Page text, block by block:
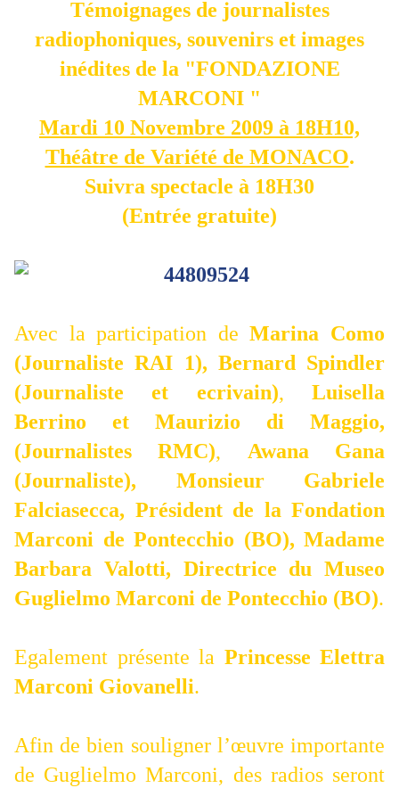
Témoignages de journalistes
radiophoniques, souvenirs et images
inédites de la "FONDAZIONE
MARCONI "
Mardi 10 Novembre 2009 à 18H10,
Théâtre de Variété de MONACO.
Suivra spectacle à 18H30
(Entrée gratuite)
Avec la participation deMarina Como
(Journaliste RAI 1), Bernard Spindler
(Journaliste et ecrivain),Luisella
Berrino et Maurizio di Maggio,
(Journalistes RMC), Awana Gana
(Journaliste), Monsieur Gabriele
Falciasecca, Président de la Fondation
Marconi de Pontecchio (BO), Madame
Barbara Valotti, Directrice du Museo
Guglielmo Marconi de Pontecchio (BO).
Egalement présente la Princesse Elettra
Marconi Giovanelli.
Afin de bien souligner l’œuvre importante
de Guglielmo Marconi, des radios seront